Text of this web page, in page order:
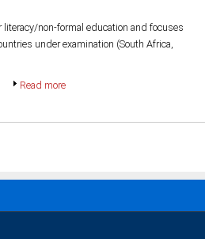
non-formal education and focuses
under examination (South Africa,
Read more